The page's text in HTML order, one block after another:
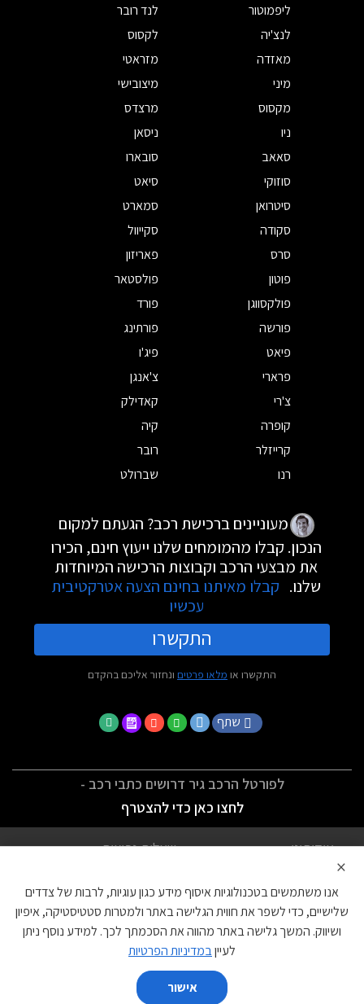
ליפמוטור
לנד רובר
לנצ'יה
לקסוס
מאזדה
מזראטי
מיני
מיצובישי
מקסוס
מרצדס
ניו
ניסאן
סאאב
סובארו
סוזוקי
סיאט
סיטרואן
סמארט
סקודה
סקייוול
סרס
פאריזון
פוטון
פולסטאר
פולקסווגן
פורד
פורשה
פורתינג
פיאט
פיג'ו
פרארי
צ'אנגן
צ'רי
קאדילק
קופרה
קיה
קרייזלר
רובר
רנו
שברולט
מעוניינים ברכישת רכב? הגעתם למקום
הנכון. קבלו מהמומחים שלנו ייעוץ חינם, הכירו
את מבצעי הרכב וקבוצות הרכישה המיוחדות
שלנו. קבלו מאיתנו בחינם הצעה אטרקטיבית
עכשיו
התקשרו
התקשרו או מלאו פרטים ונחזור אליכם בהקדם
שתף
לפורטל הרכב גיר דרושים כתבי רכב -
לחצו כאן כדי להצטרף
אודותינו
שאלות נפוצות
הצהרת נגישות
צור קשר
עוגיות
×
אנו משתמשים בטכנולוגיות איסוף מידע כגון עוגיות, לרבות של צדדים
שלישיים, כדי לשפר את חווית הגלישה באתר ולמטרות סטטיסטיקה, איפיון
ושיווק. המשך גלישה באתר מהווה את הסכמתך לכך. למידע נוסף ניתן
לעייןבמדיניות הפרטיות
אישור